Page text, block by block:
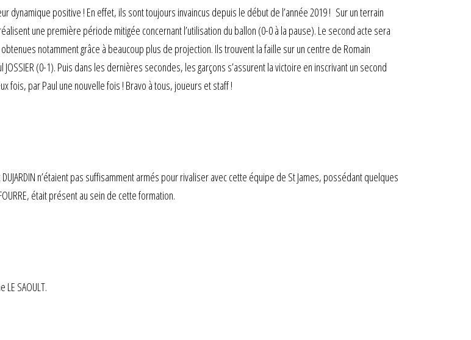
dynamique positive ! En effet, ils sont toujours invaincus depuis le début de l’année 2019 ! Sur un terrain
une première période mitigée concernant l’utilisation du ballon (0-0 à la pause). Le second acte sera
notamment grâce à beaucoup plus de projection. Ils trouvent la faille sur un centre de Romain
(0-1). Puis dans les dernières secondes, les garçons s’assurent la victoire en inscrivant un second
fois, par Paul une nouvelle fois ! Bravo à tous, joueurs et staff !
n’étaient pas suffisamment armés pour rivaliser avec cette équipe de St James, possédant quelques
était présent au sein de cette formation.
SAOULT.